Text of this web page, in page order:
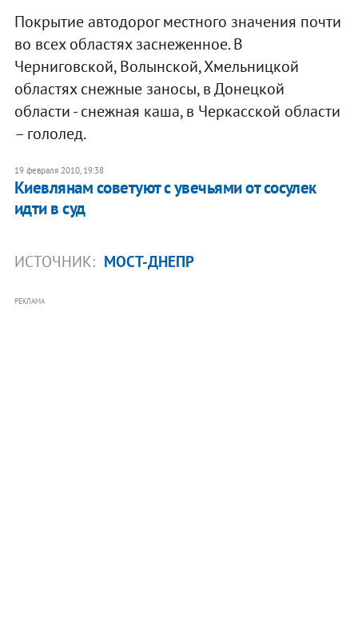
Покрытие автодорог местного значения почти
во всех областях заснеженное. В
Черниговской, Волынской, Хмельницкой
областях снежные заносы, в Донецкой
области - снежная каша, в Черкасской области
– гололед.
19 февраля 2010, 19:38
Киевлянам советуют с увечьями от сосулек
идти в суд
ИСТОЧНИК: МОСТ-ДНЕПР
РЕКЛАМА